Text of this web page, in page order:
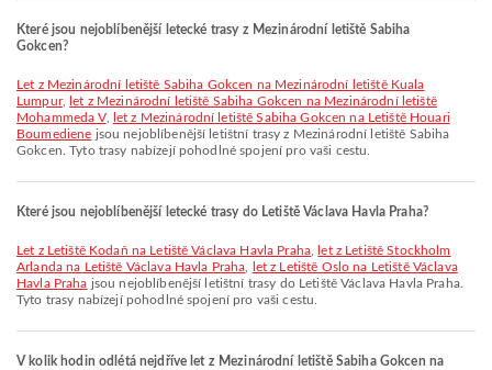
Které jsou nejoblíbenější letecké trasy z Mezinárodní letiště Sabiha
Gokcen?
let z Mezinárodní letiště Sabiha Gokcen na Mezinárodní letiště Kuala
Lumpur,
let z Mezinárodní letiště Sabiha Gokcen na Mezinárodní letiště
Mohammeda V,
let z Mezinárodní letiště Sabiha Gokcen na Letiště Houari
Boumediene jsou nejoblíbenější letištní trasy z Mezinárodní letiště Sabiha
Gokcen. Tyto trasy nabízejí pohodlné spojení pro vaši cestu.
Které jsou nejoblíbenější letecké trasy do Letiště Václava Havla Praha?
let z Letiště Kodaň na Letiště Václava Havla Praha
let z Letiště Stockholm
Arlanda na Letiště Václava Havla Praha
let z Letiště Oslo na Letiště Václava
Havla Praha jsou nejoblíbenější letištní trasy do Letiště Václava Havla Praha.
Tyto trasy nabízejí pohodlné spojení pro vaši cestu.
V kolik hodin odlétá nejdříve let z Mezinárodní letiště Sabiha Gokcen na